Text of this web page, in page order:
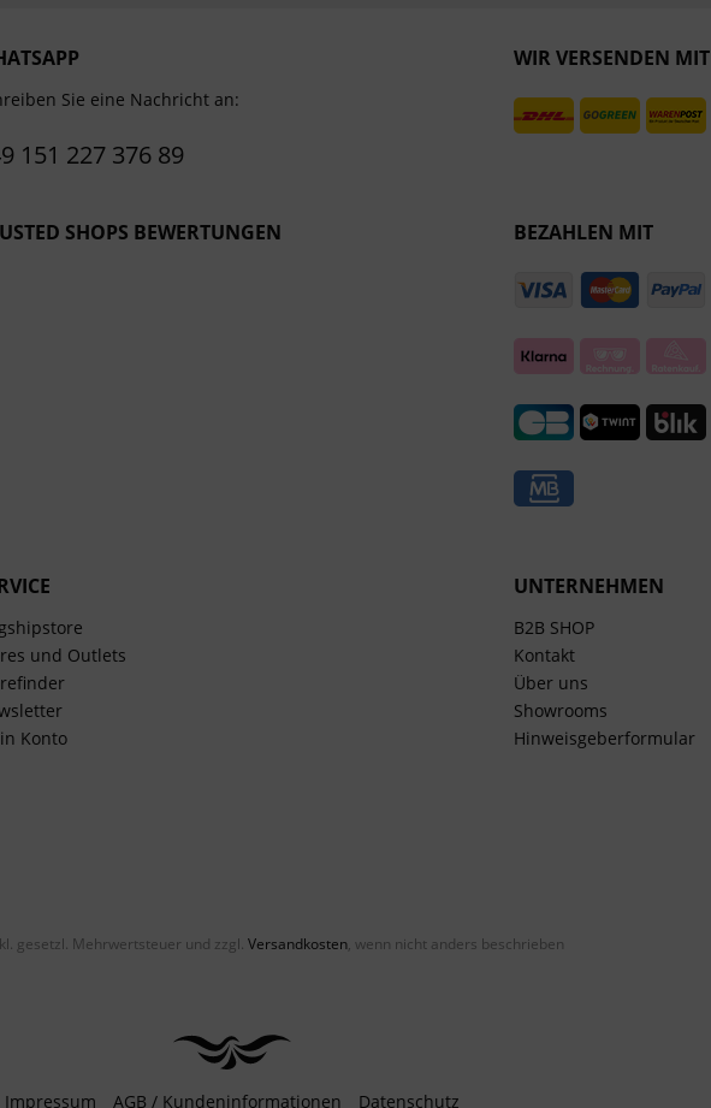
Sie eine Nachricht an:
151 227 376 89
WIR VERSENDEN MIT
SHOPS BEWERTUNGEN BEZAHLEN MIT
und Outlets
Konto
UNTERNEHMEN
B2B SHOP
Kontakt
Über uns
Showrooms
Hinweisgeberformular
gesetzl. Mehrwertsteuer und zzgl. Versandkosten, wenn nicht anders beschrieben
Impressum AGB / Kundeninformationen Datenschutz